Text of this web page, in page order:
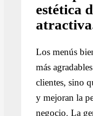
estética
Los menús
más
clientes, sino
y mejoran la
negocio. La